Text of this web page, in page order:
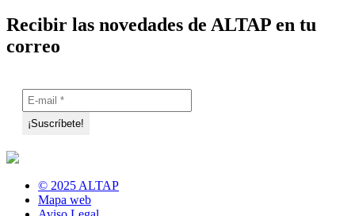
Recibir las novedades de ALTAP en tu
correo
© 2025 ALTAP
Mapa web